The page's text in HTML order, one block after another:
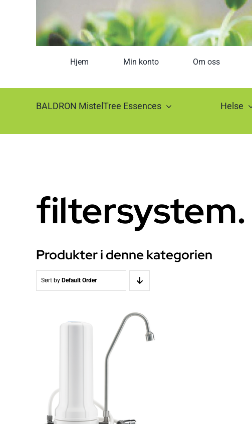
Hjem Min konto Om oss
BALDRON MistelTree Essences Helse
Produkter i denne kategorien
Sort by Default Order